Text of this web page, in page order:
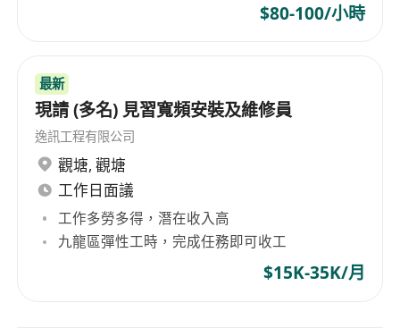
$80-100/小時
最新
現請 (多名) 見習寬頻安裝及維修員
逸訊工程有限公司
觀塘, 觀塘
工作日面議
工作多勞多得，潛在收入高
九龍區彈性工時，完成任務即可收工
$15K-35K/月